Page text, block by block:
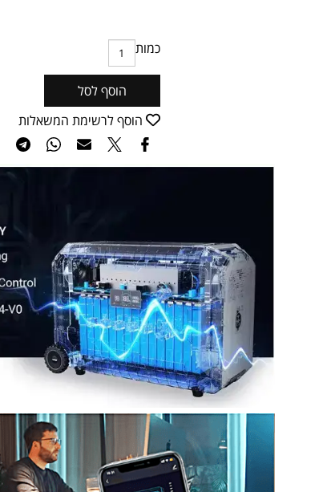
כמות
הוסף לסל
הוסף לרשימת המשאלות